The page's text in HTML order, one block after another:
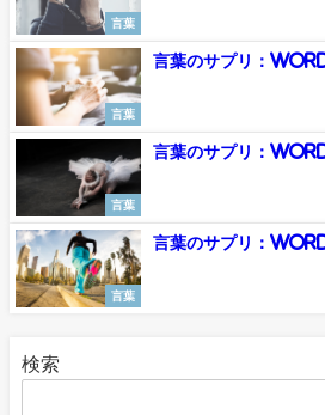
言葉
言葉
言葉のサプリ：
言葉
言葉のサプリ：
言葉
言葉のサプリ：
検索